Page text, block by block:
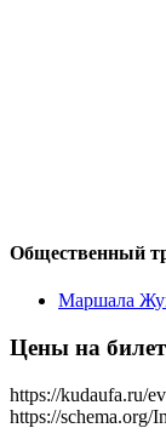
Общественный
Маршала
Цены на
https://kudaufa.ru/
https://schema.org/